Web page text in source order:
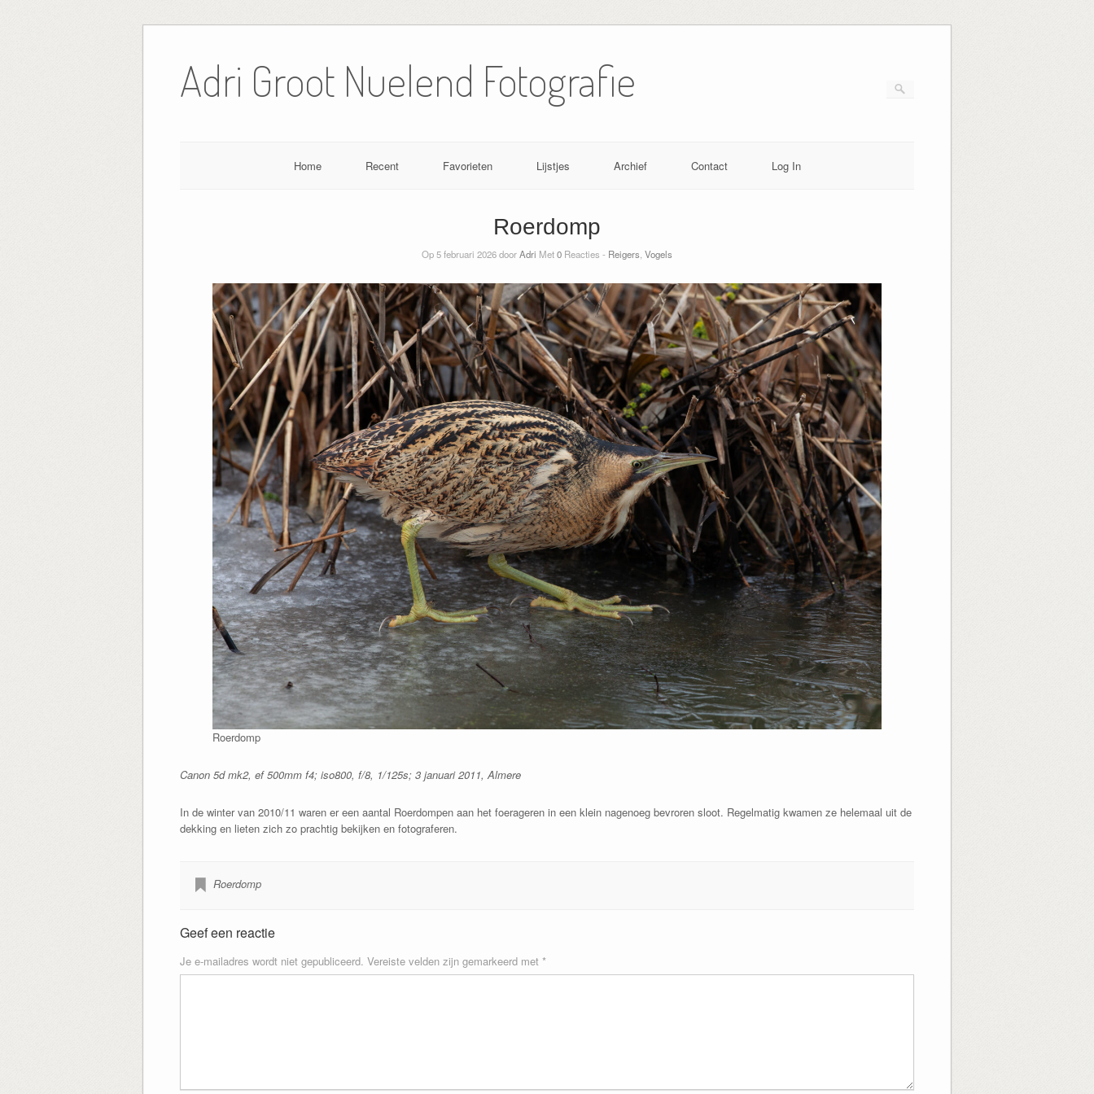
de
inhoud
Adri Groot Nuelend Fotografie
Home Recent Favorieten Lijstjes Archief Contact Log In
Roerdomp
Op 5 februari 2026 doorAdri Met0 Reacties - Reigers Vogels
Roerdomp
Canon 5d mk2, ef 500mm f4; iso800, f/8, 1/125s; 3 januari 2011, Almere
In de winter van 2010/11 waren er een aantal Roerdompen aan het foerageren in een klein nagenoeg bevroren sloot. Regelmatig kwamen ze helemaal uit de
dekking en lieten zich zo prachtig bekijken en fotograferen.
Roerdomp
Geef een reactie
Je e-mailadres wordt niet gepubliceerd. Vereiste velden zijn gemarkeerd met *